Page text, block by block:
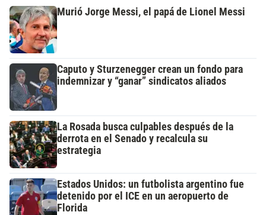
Murió Jorge Messi, el papá de Lionel Messi
Caputo y Sturzenegger crean un fondo para
indemnizar y “ganar” sindicatos aliados
La Rosada busca culpables después de la
derrota en el Senado y recalcula su
estrategia
Estados Unidos: un futbolista argentino fue
detenido por el ICE en un aeropuerto de
Florida